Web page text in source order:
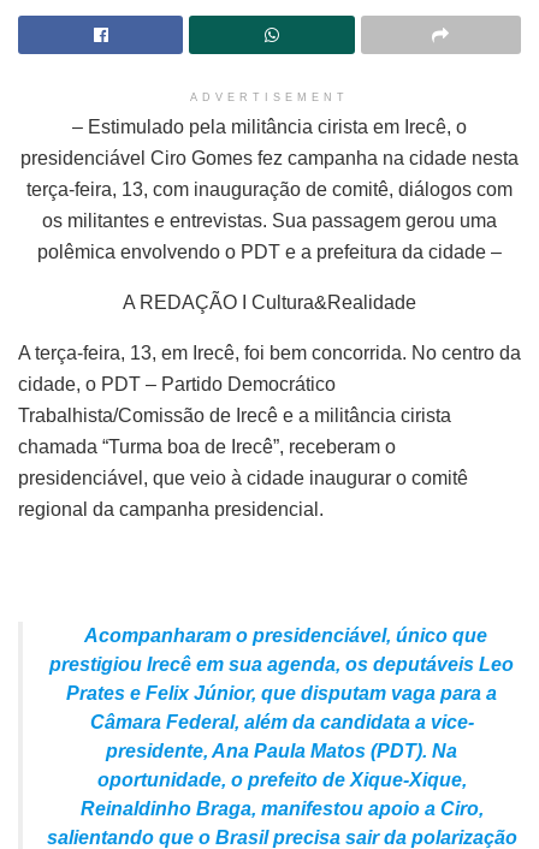
ADVERTISEMENT
– Estimulado pela militância cirista em Irecê, o
presidenciável Ciro Gomes fez campanha na cidade nesta
terça-feira, 13, com inauguração de comitê, diálogos com
os militantes e entrevistas. Sua passagem gerou uma
polêmica envolvendo o PDT e a prefeitura da cidade –
A REDAÇÃO I Cultura&Realidade
A terça-feira, 13, em Irecê, foi bem concorrida. No centro da
cidade, o PDT – Partido Democrático
Trabalhista/Comissão de Irecê e a militância cirista
chamada “Turma boa de Irecê”, receberam o
presidenciável, que veio à cidade inaugurar o comitê
regional da campanha presidencial.
Acompanharam o presidenciável, único que
prestigiou Irecê em sua agenda, os deputáveis Leo
Prates e Felix Júnior, que disputam vaga para a
Câmara Federal, além da candidata a vice-
presidente, Ana Paula Matos (PDT). Na
oportunidade, o prefeito de Xique-Xique,
Reinaldinho Braga, manifestou apoio a Ciro,
salientando que o Brasil precisa sair da polarização